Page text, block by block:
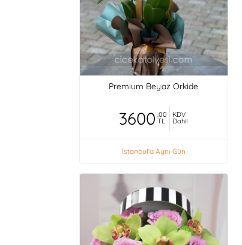
Premium Beyaz Orkide
3600 ,00
TL
KDV
Dahil
İstanbul'a Aynı Gün